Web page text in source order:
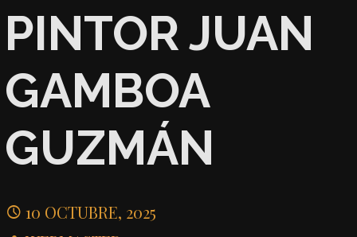
PINTOR JUAN
GAMBOA
GUZMÁN
10 OCTUBRE, 2025